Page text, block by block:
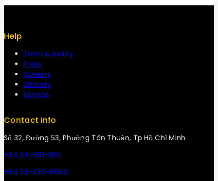
Help
Term & policy
Press
Careers
Delivery
Service
Contact Info
Số 32, Đường 53, Phường Tân Thuận, Tp Hồ Chí Minh
+84 34-661-1851
+84 33-430-8669